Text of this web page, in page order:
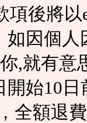
項後將
如因個
,就有
始10
全額退